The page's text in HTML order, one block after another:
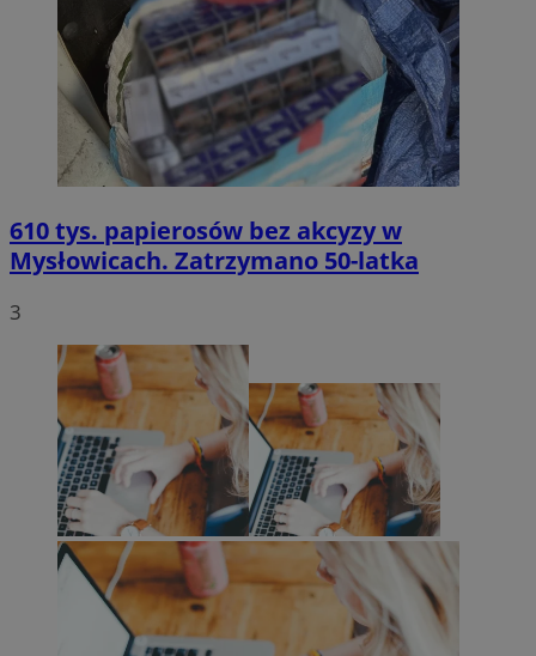
610 tys. papierosów bez akcyzy w
Mysłowicach. Zatrzymano 50-latka
3